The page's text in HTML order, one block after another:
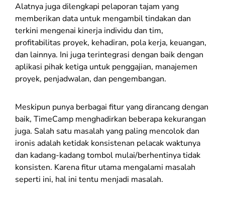
Alatnya juga dilengkapi pelaporan tajam yang
memberikan data untuk mengambil tindakan dan
terkini mengenai kinerja individu dan tim,
profitabilitas proyek, kehadiran, pola kerja, keuangan,
dan lainnya. Ini juga terintegrasi dengan baik dengan
aplikasi pihak ketiga untuk penggajian, manajemen
proyek, penjadwalan, dan pengembangan.
Meskipun punya berbagai fitur yang dirancang dengan
baik, TimeCamp menghadirkan beberapa kekurangan
juga. Salah satu masalah yang paling mencolok dan
ironis adalah ketidak konsistenan pelacak waktunya
dan kadang-kadang tombol mulai/berhentinya tidak
konsisten. Karena fitur utama mengalami masalah
seperti ini, hal ini tentu menjadi masalah.